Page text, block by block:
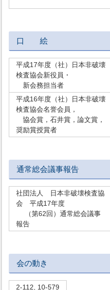
口 絵
平成17年度（社）日本非破壊
検査協会新役員・
新会務担当者
平成16年度（社）日本非破壊
検査協会名誉会員，
協会賞，石井賞，論文賞，
奨励賞授賞者
通常総会議事報告
社団法人 日本非破壊検査協
会 平成17年度
（第62回）通常総会議事
報告
会の動き
2-112, 10-579